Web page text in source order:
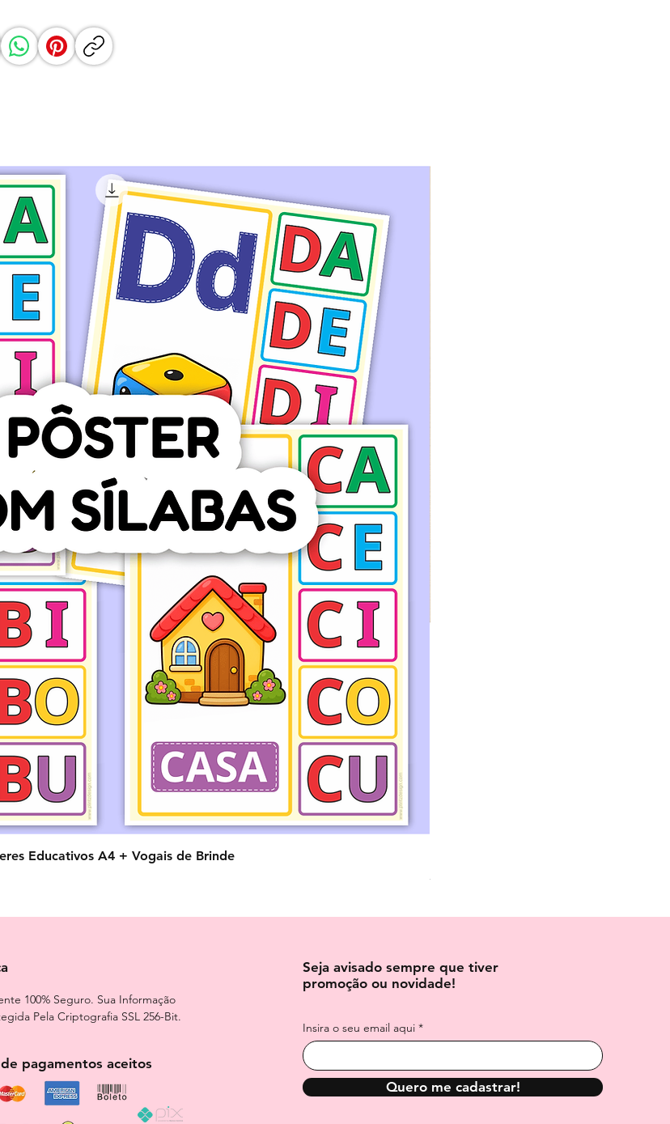
Visualização rápida
Educativos A4 + Vogais de Brinde
Preço normal
R$ 6,00
100% Seguro. Sua Informação
Pela Criptografia SSL 256-Bit.
pagamentos aceitos
Seja avisado sempre que tiver
promoção ou novidade!
Insira o seu email aqui
Quero me cadastrar!